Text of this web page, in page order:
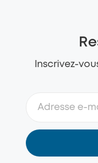
Inscrivez-